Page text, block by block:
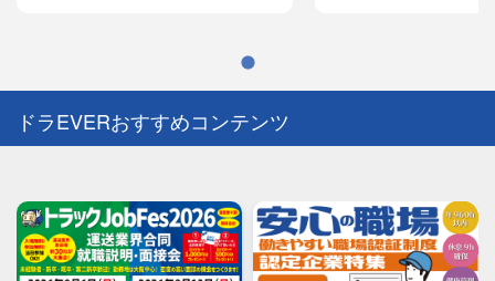
ドラEVERおすすめコンテンツ